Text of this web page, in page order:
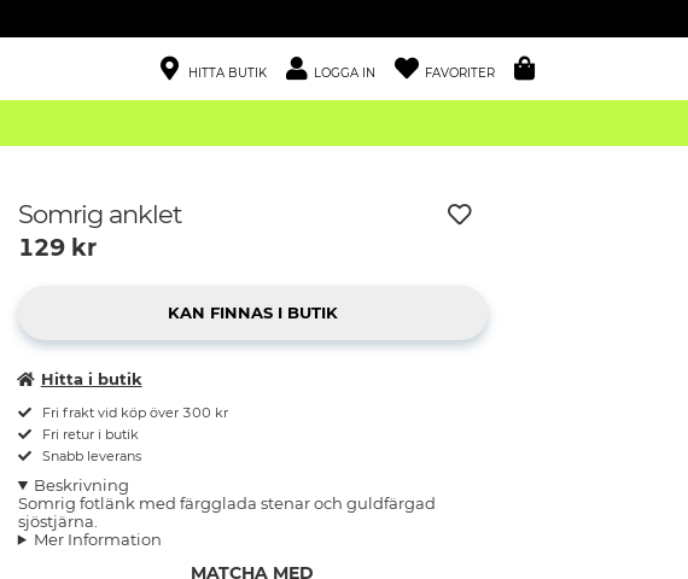
HITTA BUTIK LOGGA IN FAVORITER
Somrig anklet
129kr
Hitta i butik
Fri frakt vid köp över 300 kr
Fri retur i butik
Snabb leverans
Beskrivning
Somrig fotlänk med färgglada stenar och guldfärgad
sjöstjärna.
Mer Information
MATCHA MED